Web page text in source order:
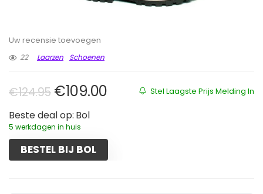
Uw recensie toevoegen
22
Laarzen Schoenen
Stel Laagste Prijs Melding In
€124.95 Oorspronkelijke prijs was:
€109.00Huidige prijs is: €109.00.
Beste deal op: Bol
5 werkdagen in huis
BESTEL BIJ BOL